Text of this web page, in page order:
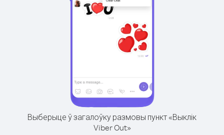
Выберыце ў загалоўку размовы пункт «Выклік
Viber Out»